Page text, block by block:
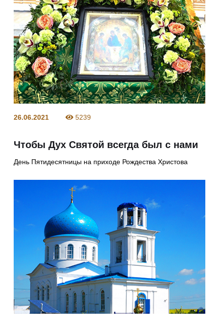
26.06.2021 5239
Чтобы Дух Святой всегда был с нами
День Пятидесятницы на приходе Рождества Христова